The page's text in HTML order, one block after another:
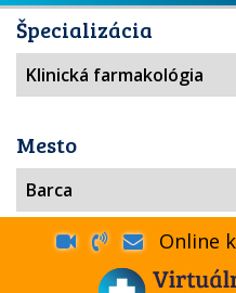
Špecializácia
Mesto
Online